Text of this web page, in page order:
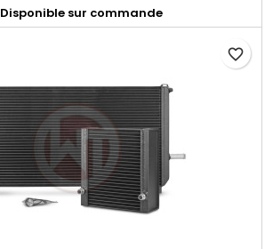
Disponible sur commande
favorite_border